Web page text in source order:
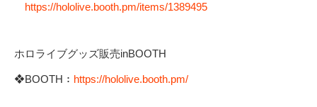
https://hololive.booth.pm/items/1389495
ホロライブグッズ販売inBOOTH
❖BOOTH： https://hololive.booth.pm/